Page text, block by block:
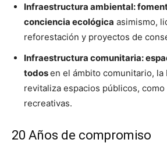
Infraestructura ambiental:
conciencia ecológica asimismo,
reforestación y proyectos de
Infraestructura comunitaria:
todosen el ámbito comunitario, la
revitaliza espacios públicos, como
recreativas.
20 Años de compromiso